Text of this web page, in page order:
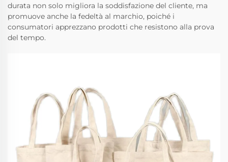
durata non solo migliora la soddisfazione del cliente, ma
promuove anche la fedeltà al marchio, poiché i
consumatori apprezzano prodotti che resistono alla prova
del tempo.